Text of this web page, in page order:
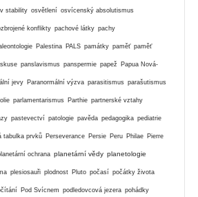
stability osvětlení osvícenský absolutismus
konflikty pachové látky pachy
Palestina PALS památky paměť paměť
panslavismus panspermie papež Papua Nová-
jevy Paranormální výzva parasitismus parašutismus
parlamentarismus Parthie partnerské vztahy
pastevectví patologie pavěda pedagogika pediatrie
tabulka prvků Perseverance Persie Peru Philae Pierre
ochrana planetární vědy planetologie
plesiosauři plodnost Pluto počasí počátky života
Pod Svícnem podledovcová jezera pohádky